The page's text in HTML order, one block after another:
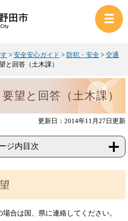
> 安全安心ガイド > 防犯・安全 > 交通
と回答（土木課）
望と回答（土木課）
更新日：2014年11月27日更新
ジ内目次
合は国、県に連絡してください。